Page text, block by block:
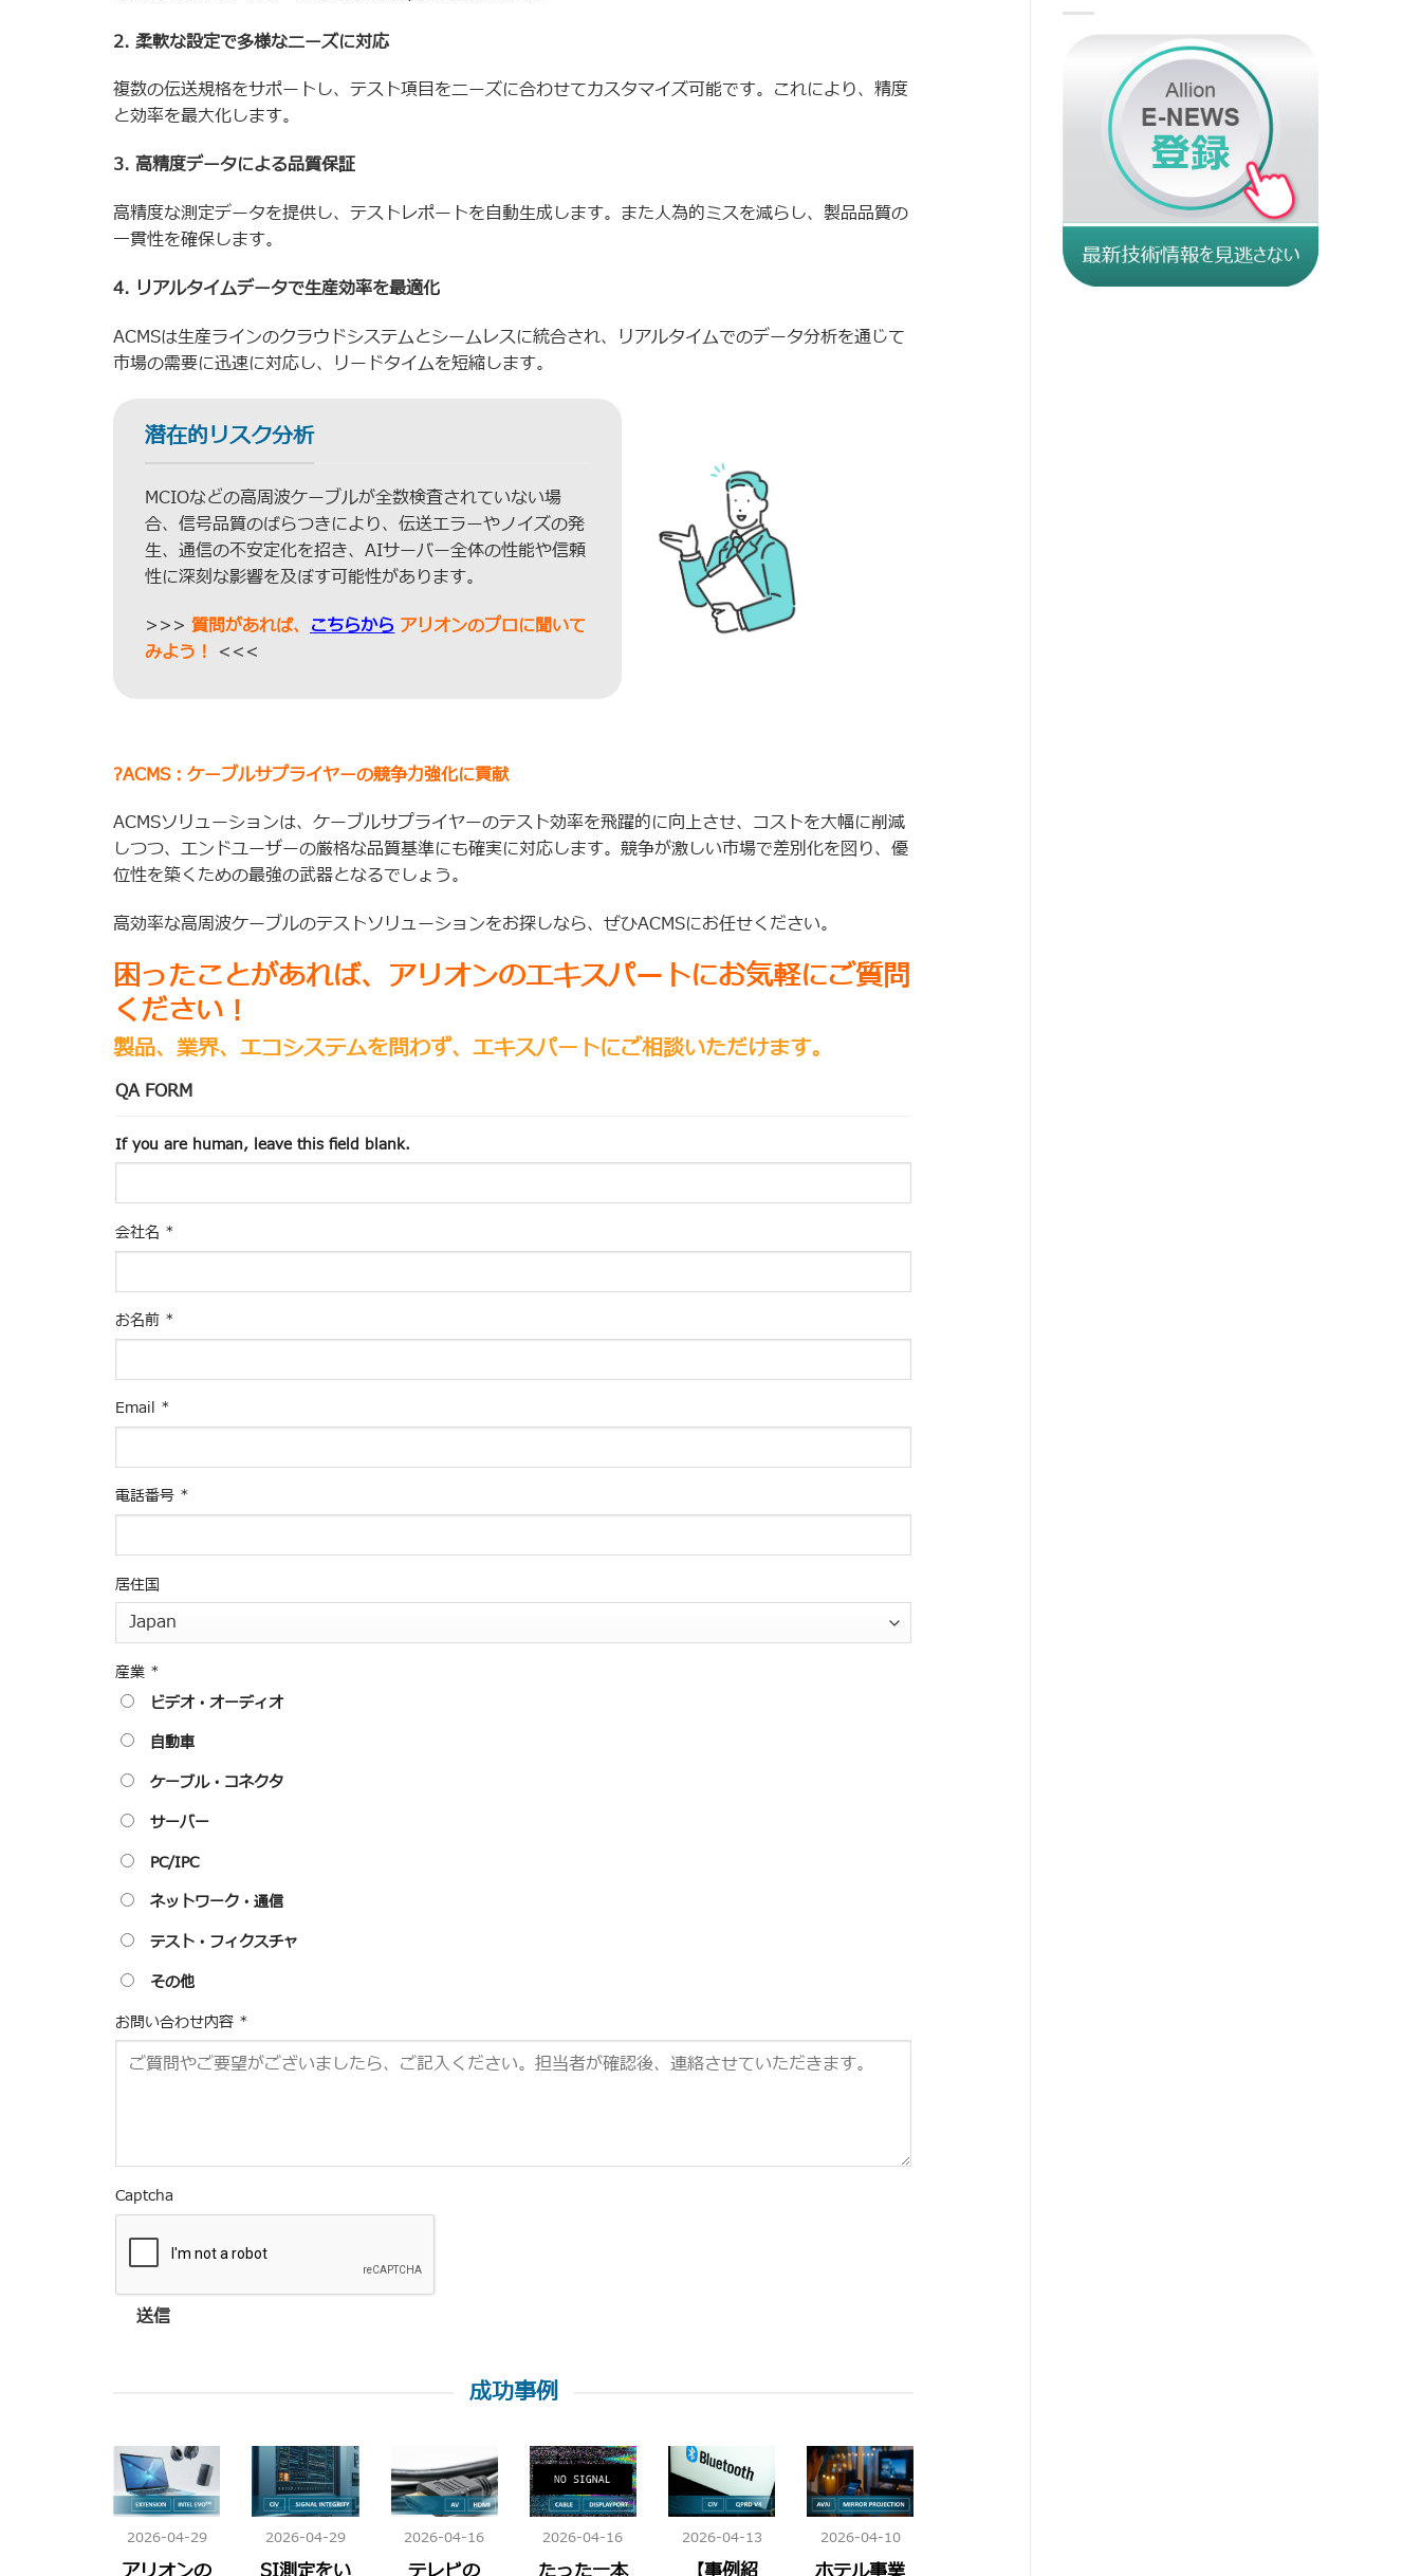
2. 柔軟な設定で多様なニーズに対応
複数の伝送規格をサポートし、テスト項目をニーズに合わせてカスタマイズ可能です。これにより、精度
と効率を最大化します。
3. 高精度データによる品質保証
高精度な測定データを提供し、テストレポートを自動生成します。また人為的ミスを減らし、製品品質の
一貫性を確保します。
4. リアルタイムデータで生産効率を最適化
ACMSは生産ラインのクラウドシステムとシームレスに統合され、リアルタイムでのデータ分析を通じて
市場の需要に迅速に対応し、リードタイムを短縮します。
潜在的リスク分析
MCIOなどの高周波ケーブルが全数検査されていない場
合、信号品質のばらつきにより、伝送エラーやノイズの発
生、通信の不安定化を招き、AIサーバー全体の性能や信頼
性に深刻な影響を及ぼす可能性があります。
>>>質問があれば、 こちらから アリオンのプロに聞いて
みよう！ <<<
?ACMS：ケーブルサプライヤーの競争力強化に貢献
ACMSソリューションは、ケーブルサプライヤーのテスト効率を飛躍的に向上させ、コストを大幅に削減
しつつ、エンドユーザーの厳格な品質基準にも確実に対応します。競争が激しい市場で差別化を図り、優
位性を築くための最強の武器となるでしょう。
高効率な高周波ケーブルのテストソリューションをお探しなら、ぜひACMSにお任せください。
困ったことがあれば、アリオンのエキスパートにお気軽にご質問
ください！
製品、業界、エコシステムを問わず、エキスパートにご相談いただけます。
QA FORM
If you are human, leave this field blank.
会社名 *
お名前 *
Email *
電話番号 *
居住国
産業 *
ビデオ・オーディオ
自動車
ケーブル・コネクタ
サーバー
PC/IPC
ネットワーク・通信
テスト・フィクスチャ
その他
お問い合わせ内容 *
Captcha
送信
成功事例
2026-04-29 2026-04-29 2026-04-16 2026-04-16 2026-04-13 2026-04-10